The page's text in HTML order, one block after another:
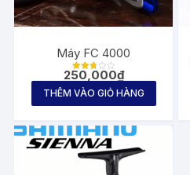
Máy FC 4000
Được
hạng
5
250,000₫
THÊM VÀO GIỎ HÀNG